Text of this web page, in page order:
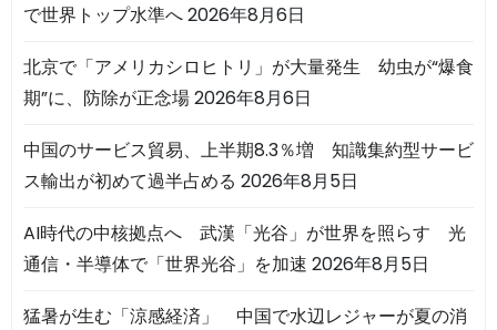
で世界トップ水準へ2026年8月6日
北京で「アメリカシロヒトリ」が大量発生 幼虫が“爆食
期”に、防除が正念場2026年8月6日
中国のサービス貿易、上半期8.3％増 知識集約型サービ
ス輸出が初めて過半占める 2026年8月5日
AI時代の中核拠点へ 武漢「光谷」が世界を照らす 光
通信・半導体で「世界光谷」を加速 2026年8月5日
猛暑が生む「涼感経済」 中国で水辺レジャーが夏の消